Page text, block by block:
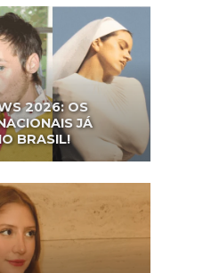
2026: OS
JÁ
BRASIL!